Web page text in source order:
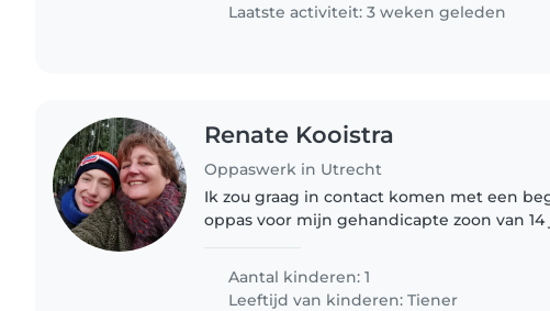
Laatste activiteit: 3 weken geleden
Renate Kooistra
Oppaswerk in Utrecht
Ik zou graag in contact komen met een
oppas voor mijn gehandicapte zoon van 14
Aantal kinderen: 1
Leeftijd van kinderen:Tiener